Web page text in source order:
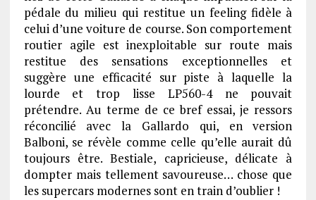
pédale du milieu qui restitue un feeling fidèle à
celui d’une voiture de course. Son comportement
routier agile est inexploitable sur route mais
restitue des sensations exceptionnelles et
suggère une efficacité sur piste à laquelle la
lourde et trop lisse LP560-4 ne pouvait
prétendre. Au terme de ce bref essai, je ressors
réconcilié avec la Gallardo qui, en version
Balboni, se révèle comme celle qu’elle aurait dû
toujours être. Bestiale, capricieuse, délicate à
dompter mais tellement savoureuse… chose que
les supercars modernes sont en train d’oublier !